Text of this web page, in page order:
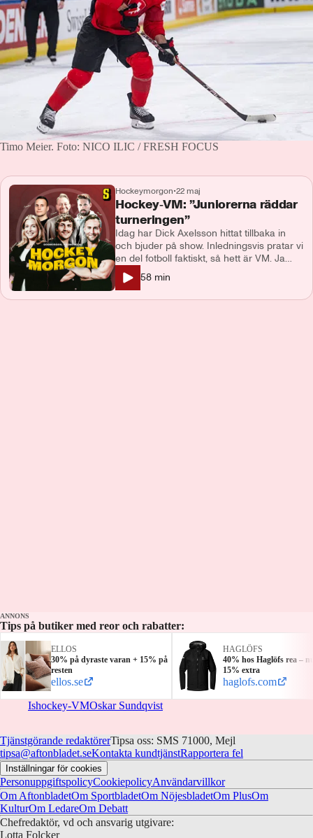
Timo Meier. Foto: NICO ILIC / FRESH FOCUS
Hockeymorgon•22 maj
Hockey‑VM: ”Juniorerna räddar
turneringen”
Idag har Dick Axelsson hittat tillbaka in
och bjuder på show. Inledningsvis pratar vi
en del fotboll faktiskt, så hett är VM. Ja
efter överkörningen av Slovenien har
tempen gått ner, men vi har lika roligt för
58 min
ANNONS
Tips på butiker med reor och rabatter:
ELLOS
30% på dyraste varan + 15% på
resten
ellos.se
HAGLÖFS
40% hos Haglöfs rea –
15% extra
haglofs.com
Ishockey-VMOskar Sundqvist
Tjänstgörande redaktörerTipsa oss: SMS 71000, Mejl
tipsa@aftonbladet.seKontakta kundtjänstRapportera fel
Inställningar för cookies
PersonuppgiftspolicyCookiepolicyAnvändarvillkor
Om AftonbladetOm SportbladetOm NöjesbladetOm PlusOm
KulturOm LedareOm Debatt
Chefredaktör, vd och ansvarig utgivare:
Lotta Folcker